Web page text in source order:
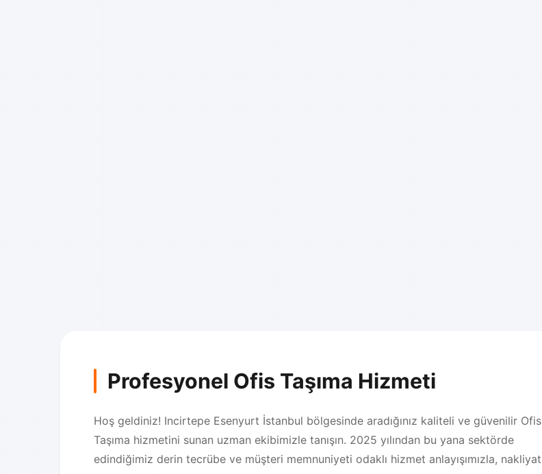
Profesyonel Ofis Taşıma Hizmeti
Hoş geldiniz! Incirtepe Esenyurt İstanbul bölgesinde aradığınız kaliteli ve güvenilir Ofis
Taşıma hizmetini sunan uzman ekibimizle tanışın. 2025 yılından bu yana sektörde
edindiğimiz derin tecrübe ve müşteri memnuniyeti odaklı hizmet anlayışımızla, nakliyat